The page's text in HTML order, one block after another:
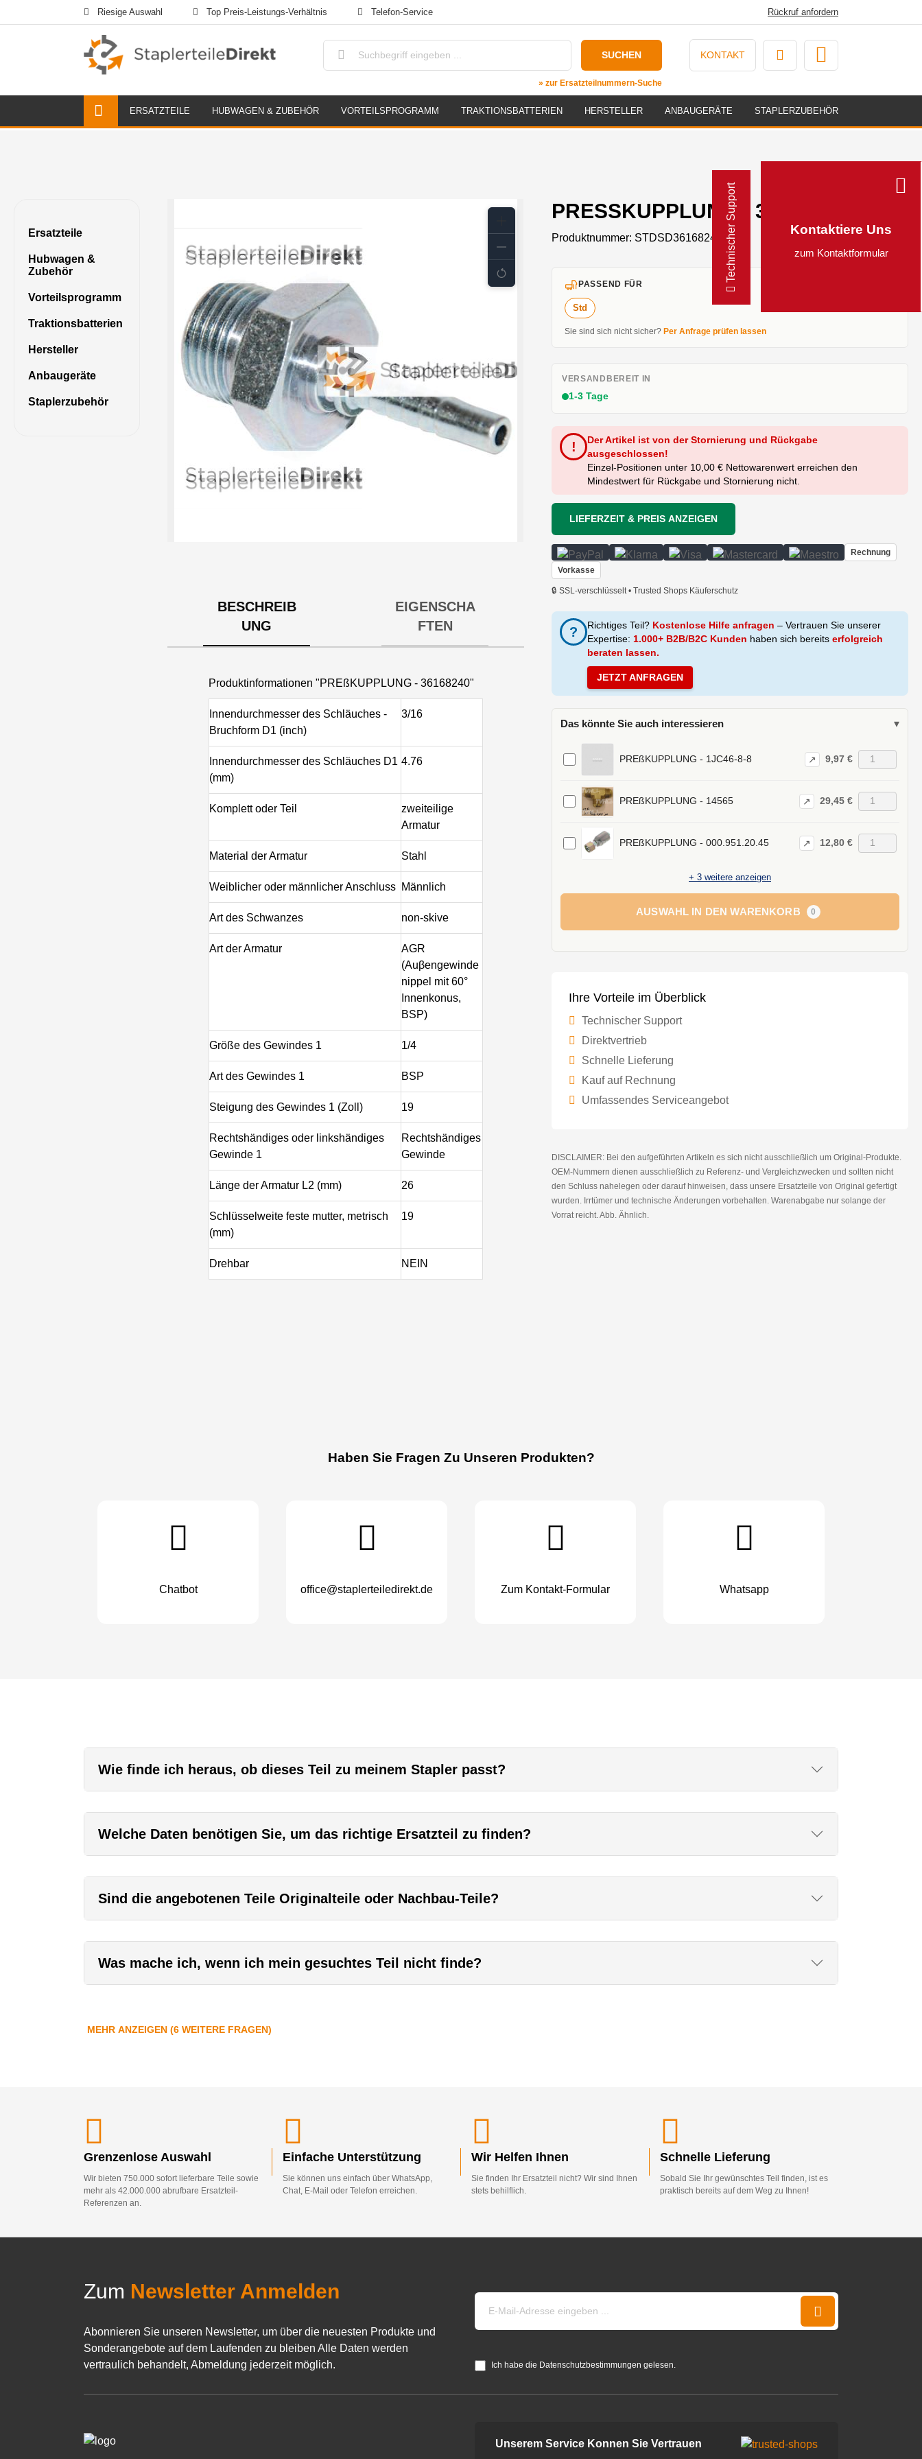
Riesige Auswahl Top Preis-Leistungs-Verhältnis Telefon-Service Rückruf anfordern
Technischer Support Kontaktiere Uns
zum Kontaktformular
SUCHEN
» zur Ersatzteilnummern-Suche
KONTAKT
ERSATZTEILE HUBWAGEN & ZUBEHÖR VORTEILSPROGRAMM TRAKTIONSBATTERIEN HERSTELLER ANBAUGERÄTE STAPLERZUBEHÖR
Ersatzteile
Hubwagen &
Zubehör
Vorteilsprogramm
Traktionsbatterien
Hersteller
Anbaugeräte
Staplerzubehör
BESCHREIB
UNG
EIGENSCHA
FTEN
Produktinformationen "PREßKUPPLUNG - 36168240"
Innendurchmesser des Schläuches -
Bruchform D1 (inch)
3/16
Innendurchmesser des Schläuches D1
(mm)
4.76
Komplett oder Teil
zweiteilige
Armatur
Material der Armatur Stahl
Weiblicher oder männlicher Anschluss Männlich
Art des Schwanzes non-skive
Art der Armatur
AGR
(Auβengewinde
nippel mit 60°
Innenkonus,
BSP)
Größe des Gewindes 1 1/4
Art des Gewindes 1 BSP
Steigung des Gewindes 1 (Zoll) 19
Rechtshändiges oder linkshändiges
Gewinde 1
Rechtshändiges
Gewinde
Länge der Armatur L2 (mm) 26
Schlüsselweite feste mutter, metrisch
(mm)
19
Drehbar NEIN
PRESSKUPPLUNG - 36168240
Produktnummer: STDSD36168240
PASSEND FÜR
Std
Sie sind sich nicht sicher? Per Anfrage prüfen lassen
VERSANDBEREIT IN
1-3 Tage
!
Der Artikel ist von der Stornierung und Rückgabe
ausgeschlossen!
Einzel-Positionen unter 10,00 € Nettowarenwert erreichen den
Mindestwert für Rückgabe und Stornierung nicht.
LIEFERZEIT & PREIS ANZEIGEN
Rechnung
Vorkasse
🔒 SSL-verschlüsselt • Trusted Shops Käuferschutz
? Richtiges Teil? Kostenlose Hilfe anfragen – Vertrauen Sie unserer
Expertise: 1.000+ B2B/B2C Kunden haben sich bereits erfolgreich
beraten lassen.
JETZT ANFRAGEN
Das könnte Sie auch interessieren ▾
PREßKUPPLUNG - 1JC46-8-8 ↗ 9,97 €
PREßKUPPLUNG - 14565 ↗ 29,45 €
PREßKUPPLUNG - 000.951.20.45 ↗ 12,80 €
+ 3 weitere anzeigen
AUSWAHL IN DEN WARENKORB 0
Ihre Vorteile im Überblick
Technischer Support
Direktvertrieb
Schnelle Lieferung
Kauf auf Rechnung
Umfassendes Serviceangebot
DISCLAIMER: Bei den aufgeführten Artikeln es sich nicht ausschließlich um Original-Produkte.
OEM-Nummern dienen ausschließlich zu Referenz- und Vergleichzwecken und sollten nicht
den Schluss nahelegen oder darauf hinweisen, dass unsere Ersatzteile von Original gefertigt
wurden. Irrtümer und technische Änderungen vorbehalten. Warenabgabe nur solange der
Vorrat reicht. Abb. Ähnlich.
Haben Sie Fragen Zu Unseren Produkten?
Chatbot office@staplerteiledirekt.de Zum Kontakt-Formular Whatsapp
Wie finde ich heraus, ob dieses Teil zu meinem Stapler passt?
Welche Daten benötigen Sie, um das richtige Ersatzteil zu finden?
Sind die angebotenen Teile Originalteile oder Nachbau-Teile?
Was mache ich, wenn ich mein gesuchtes Teil nicht finde?
MEHR ANZEIGEN (6 WEITERE FRAGEN)
Grenzenlose Auswahl
Wir bieten 750.000 sofort lieferbare Teile sowie
mehr als 42.000.000 abrufbare Ersatzteil-
Referenzen an.
Einfache Unterstützung
Sie können uns einfach über WhatsApp,
Chat, E-Mail oder Telefon erreichen.
Wir Helfen Ihnen
Sie finden Ihr Ersatzteil nicht? Wir sind Ihnen
stets behilflich.
Schnelle Lieferung
Sobald Sie Ihr gewünschtes Teil finden, ist es
praktisch bereits auf dem Weg zu Ihnen!
Zum Newsletter Anmelden
Abonnieren Sie unseren Newsletter, um über die neuesten Produkte und
Sonderangebote auf dem Laufenden zu bleiben Alle Daten werden
vertraulich behandelt, Abmeldung jederzeit möglich.
Ich habe die Datenschutzbestimmungen gelesen.
Unserem Service Konnen Sie Vertrauen